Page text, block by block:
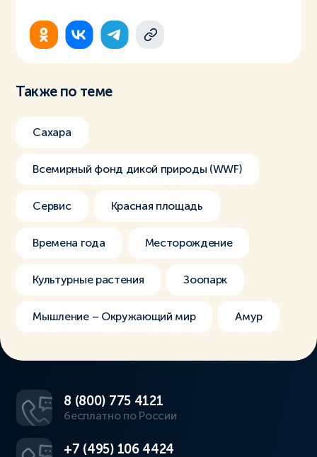
Также по теме
Сахара
Всемирный фонд дикой природы (WWF)
Сервис Красная площадь
Времена года Месторождение
Культурные растения Зоопарк
Мышление – Окружающий мир Амур
8 (800) 775 4121
бесплатно по России
+7 (495) 106 4424